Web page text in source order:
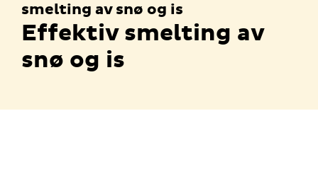
smelting av snø og is
Effektiv smelting av
snø og is